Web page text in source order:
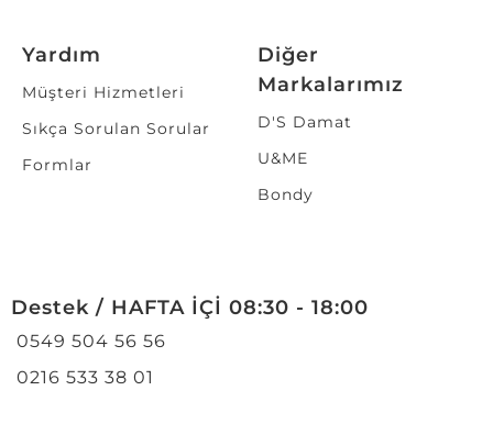
Yardım
Müşteri Hizmetleri
Sıkça Sorulan Sorular
Formlar
Diğer
Markalarımız
D'S Damat
U&ME
Bondy
Destek / HAFTA İÇİ 08:30 - 18:00
0549 504 56 56
0216 533 38 01